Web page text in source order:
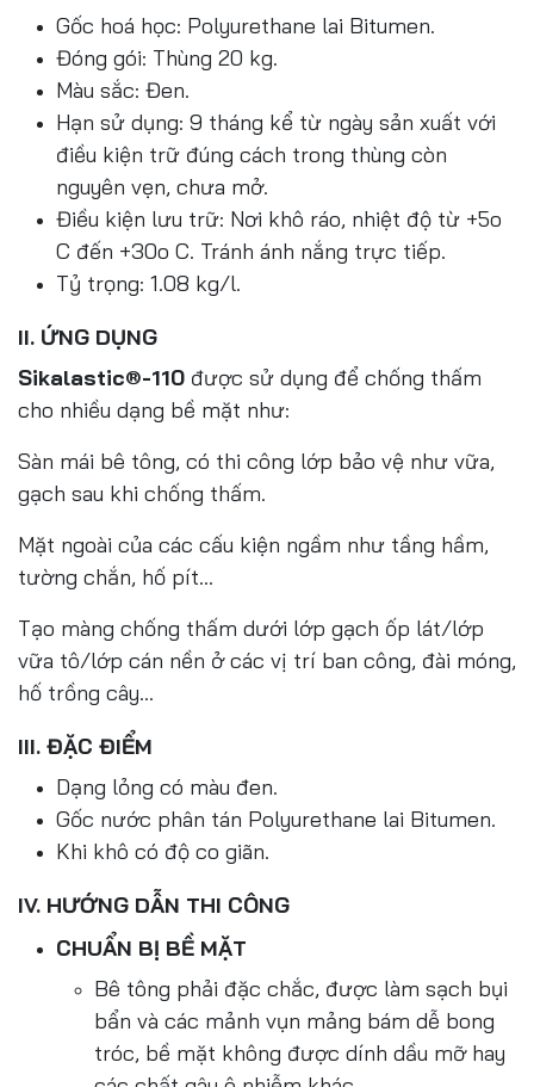
Gốc hoá học: Polyurethane lai Bitumen.
Đóng gói: Thùng 20 kg.
Màu sắc: Đen.
Hạn sử dụng: 9 tháng kể từ ngày sản xuất với
điều kiện trữ đúng cách trong thùng còn
nguyên vẹn, chưa mở.
Điều kiện lưu trữ: Nơi khô ráo, nhiệt độ từ +5o
C đến +30o C. Tránh ánh nắng trực tiếp.
Tỷ trọng: 1.08 kg/l.
II. ỨNG DỤNG
Sikalastic®-110 được sử dụng để chống thấm
cho nhiều dạng bề mặt như:
Sàn mái bê tông, có thi công lớp bảo vệ như vữa,
gạch sau khi chống thấm.
Mặt ngoài của các cấu kiện ngầm như tầng hầm,
tường chắn, hố pít...
Tạo màng chống thấm dưới lớp gạch ốp lát/lớp
vữa tô/lớp cán nền ở các vị trí ban công, đài móng,
hố trồng cây…
III. ĐẶC ĐIỂM
Dạng lỏng có màu đen.
Gốc nước phân tán Polyurethane lai Bitumen.
Khi khô có độ co giãn.
IV. HƯỚNG DẪN THI CÔNG
CHUẨN BỊ BỀ MẶT
Bê tông phải đặc chắc, được làm sạch bụi
bẩn và các mảnh vụn mảng bám dễ bong
tróc, bề mặt không được dính dầu mỡ hay